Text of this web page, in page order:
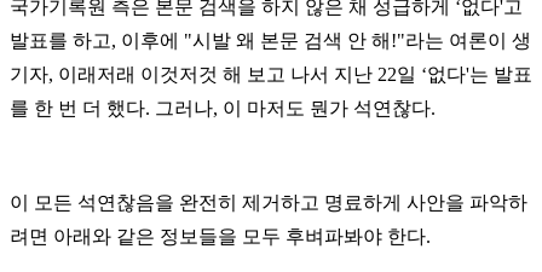
국가기록원 측은 본문 검색을 하지 않은 채 성급하게 ‘없다'고
발표를 하고, 이후에 "시발 왜 본문 검색 안 해 !"라는 여론이 생
기자, 이래저래 이것저것 해 보고 나서 지난 22일 ‘없다'는 발표
를 한 번 더 했다. 그러나, 이 마저도 뭔가 석연찮다.
이 모든 석연찮음을 완전히 제거하고 명료하게 사안을 파악하
려면 아래와 같은 정보들을 모두 후벼파봐야 한다.